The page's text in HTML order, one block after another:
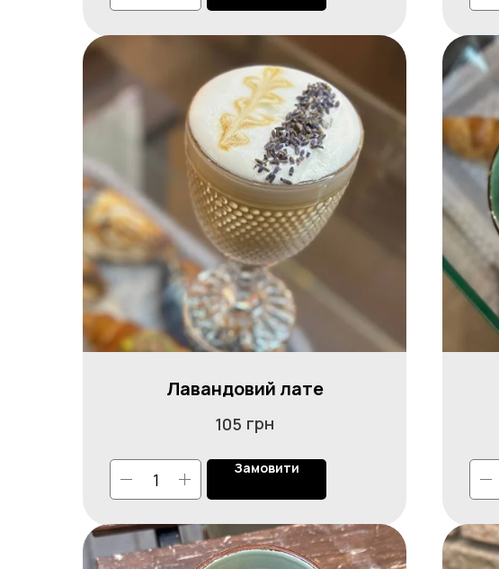
Лавандовий лате
105 грн
Замовити